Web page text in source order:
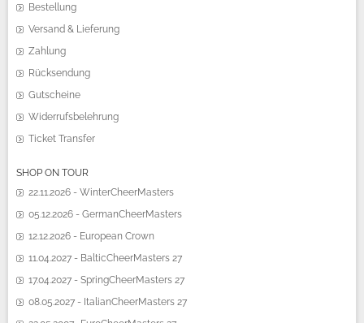
Bestellung
Versand & Lieferung
Zahlung
Rücksendung
Gutscheine
Widerrufsbelehrung
Ticket Transfer
SHOP ON TOUR
22.11.2026 - WinterCheerMasters
05.12.2026 - GermanCheerMasters
12.12.2026 - European Crown
11.04.2027 - BalticCheerMasters 27
17.04.2027 - SpringCheerMasters 27
08.05.2027 - ItalianCheerMasters 27